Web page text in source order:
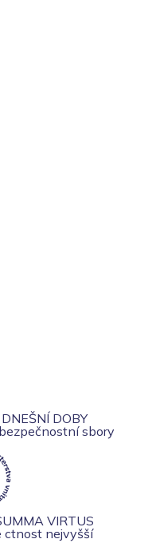
DOBY
sbory
VIRTUS
ctnost nejvyšší